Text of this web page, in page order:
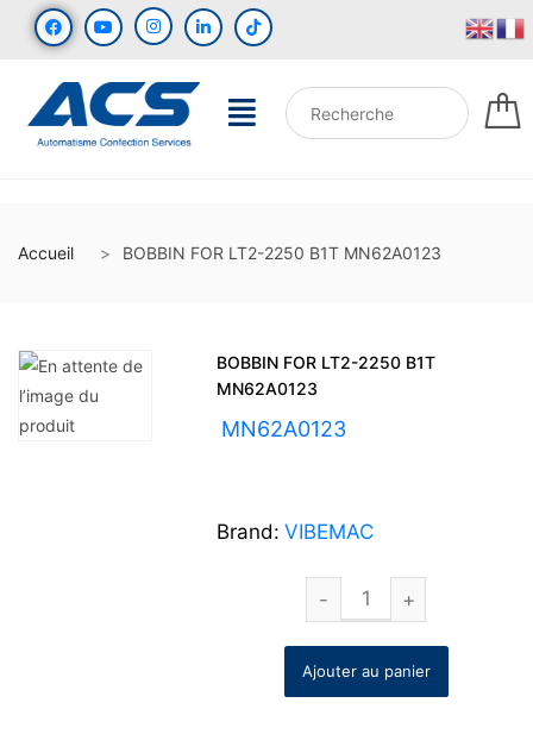
Accueil BOBBIN FOR LT2-2250 B1T MN62A0123
BOBBIN FOR LT2-2250 B1T
MN62A0123
MN62A0123
Brand: VIBEMAC
Ajouter au panier